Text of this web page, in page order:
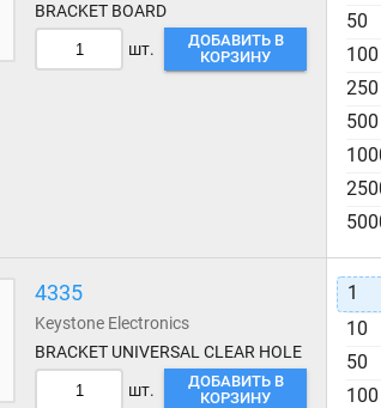
BRACKET BOARD
шт.
ДОБАВИТЬ В
КОРЗИНУ
4335
Keystone Electronics
BRACKET UNIVERSAL CLEAR HOLE
шт.
ДОБАВИТЬ В
КОРЗИНУ
50
100
250
500
1
10
50
100